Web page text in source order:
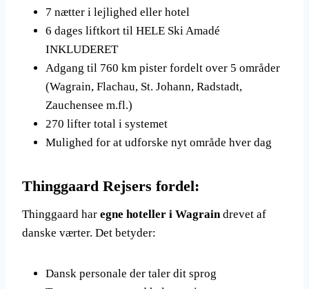
7 nætter i lejlighed eller hotel
6 dages liftkort til HELE Ski Amadé
INKLUDERET
Adgang til 760 km pister fordelt over 5 områder
(Wagrain, Flachau, St. Johann, Radstadt,
Zauchensee m.fl.)
270 lifter total i systemet
Mulighed for at udforske nyt område hver dag
Thinggaard Rejsers fordel:
Thinggaard har egne hoteller i Wagraindrevet af
danske værter. Det betyder:
Dansk personale der taler dit sprog